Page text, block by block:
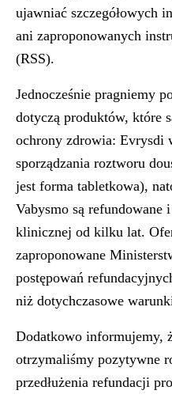
ujawniać szczegółowych
ani zaproponowanych
(RSS).
Jednocześnie pragniemy
dotyczą produktów, które
ochrony zdrowia: Evrysdi
sporządzania roztworu
jest forma tabletkowa),
Vabysmo są refundowane
klinicznej od kilku lat.
zaproponowane
postępowań
niż dotychczasowe
Dodatkowo informujemy,
otrzymaliśmy pozytywne
przedłużenia refundacji